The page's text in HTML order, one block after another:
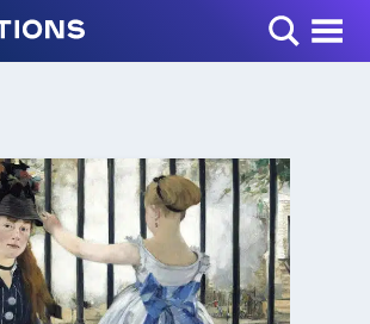
Toggle Menu